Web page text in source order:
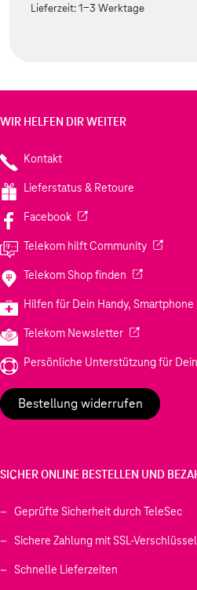
Lieferzeit:1-3 Werktage
WIR HELFEN DIR WEITER
Kontakt
Lieferstatus & Retoure
Facebook(Wird in einem neuen Tab
Telekom hilft Community(Wird in
Telekom Shop finden (Wird in
Hilfen für Dein Handy, Smartphone
Telekom Newsletter(Wird in einem
Persönliche Unterstützung für
Bestellung widerrufen
SICHER ONLINE BESTELLEN UND
Geprüfte Sicherheit durch TeleSec
Sichere Zahlung mit SSL-
Schnelle Lieferzeiten